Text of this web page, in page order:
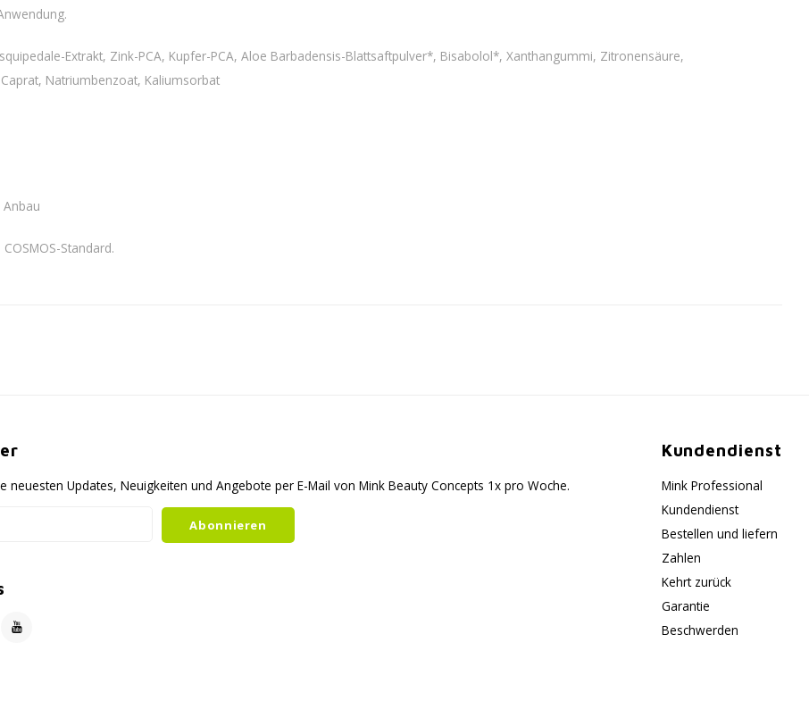
Extrakt, Zink-PCA, Kupfer-PCA, Aloe Barbadensis-Blattsaftpulver*, Bisabolol*, Xanthangummi, Zitronensäure,
Natriumbenzoat, Kaliumsorbat
Standard.
neuesten Updates, Neuigkeiten und Angebote per E-Mail von Mink Beauty Concepts 1x pro Woche.
Abonnieren
Kundendienst
Mink Professional
Kundendienst
Bestellen und liefern
Zahlen
Kehrt zurück
Garantie
Beschwerden